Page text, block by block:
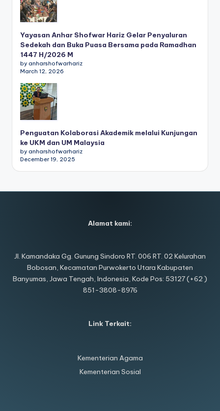
Yayasan Anhar Shofwar Hariz Gelar Penyaluran
Sedekah dan Buka Puasa Bersama pada Ramadhan
1447 H/2026 M
by anharshofwarhariz
March 12, 2026
Penguatan Kolaborasi Akademik melalui Kunjungan
ke UKM dan UM Malaysia
by anharshofwarhariz
December 19, 2025
Alamat kami:
Jl. Kamandaka Gg. Gunung Sindoro RT. 006 RT. 02 Kelurahan
Bobosan, Kecamatan Purwokerto Utara Kabupaten
Banyumas, Jawa Tengah, Indonesia, Kode Pos: 53127 (+62 )
851-3808-8976
Link Terkait:
Kementerian Agama
Kementerian Sosial